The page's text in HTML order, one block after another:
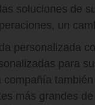
soluciones de
un
personalizada
para
compañía
más grandes